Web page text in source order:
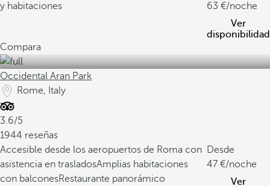
y habitaciones
63
/noche
Ver
disponibilidad
Compara
Occidental Aran Park
Rome, Italy
3.6/5
1944 reseñas
Accesible desde los aeropuertos de Roma con
asistencia en trasladosAmplias habitaciones
con balconesRestaurante panorámico
Desde
47
/noche
Ver